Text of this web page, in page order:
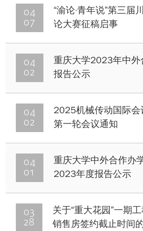
04
07
“渝论·青年说”第三届
论大赛征稿启事
04
02
重庆大学2023年中
报告公示
04
02
2025机械传动国际会
第一轮会议通知
04
01
重庆大学中外合作办
2023年度报告公示
03
28
关于“重大花园”一期
销售房签约截止时间